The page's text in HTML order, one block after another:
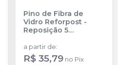
Pino de Fibra de
Vidro Reforpost -
Reposição 5
a partir de:
R$ 35,79 no Pix